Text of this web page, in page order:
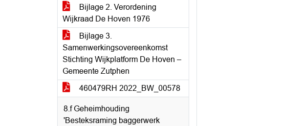
Bijlage 2. Verordening
Wijkraad De Hoven 1976
Bijlage 3.
Samenwerkingsovereenkomst
Stichting Wijkplatform De Hoven –
Gemeente Zutphen
460479RH 2022_BW_00578
8.f Geheimhouding
'Besteksraming baggerwerk